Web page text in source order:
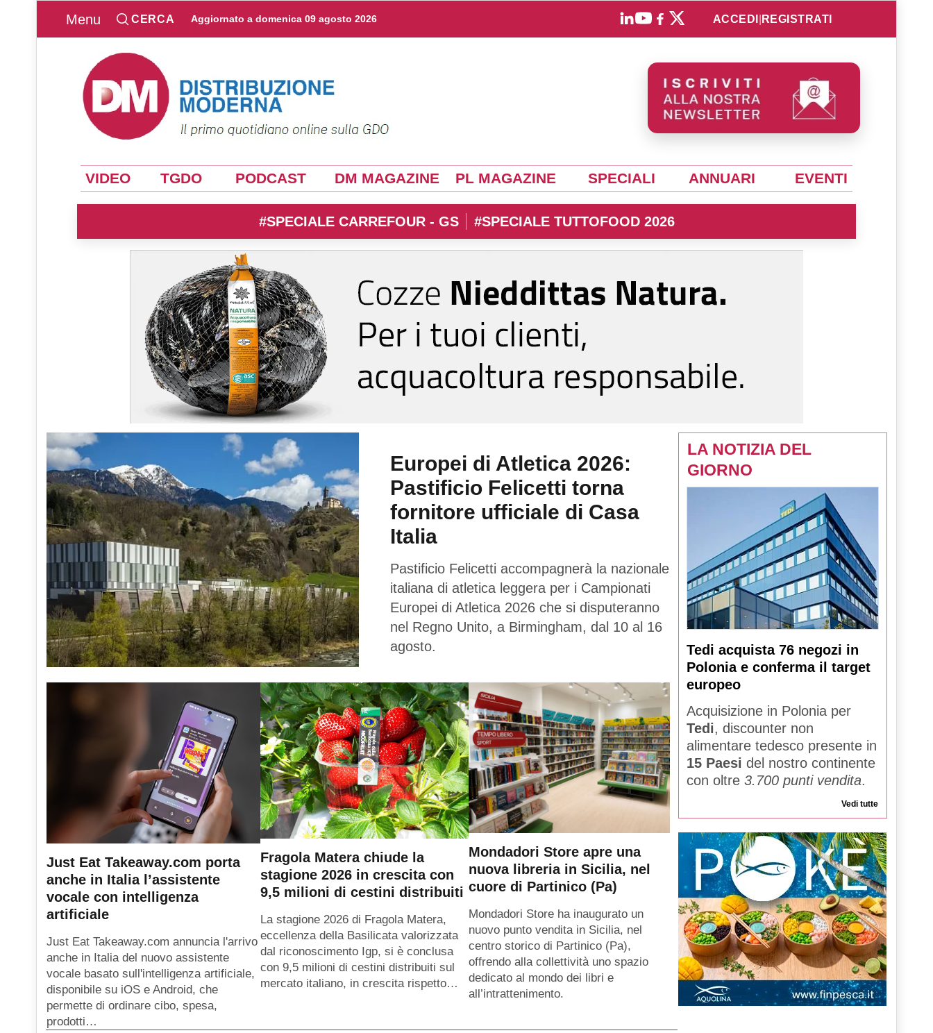
Menu CERCA Aggiornato a domenica 09 agosto 2026 ACCEDI REGISTRATI
VIDEO TGDO PODCAST DM MAGAZINE PL MAGAZINE SPECIALI ANNUARI EVENTI
#SPECIALE CARREFOUR - GS #SPECIALE TUTTOFOOD 2026
Europei di Atletica 2026:
Pastificio Felicetti torna
fornitore ufficiale di Casa
Italia
Pastificio Felicetti accompagnerà la nazionale
italiana di atletica leggera per i Campionati
Europei di Atletica 2026 che si disputeranno
nel Regno Unito, a Birmingham, dal 10 al 16
agosto.
Just Eat Takeaway.com porta
anche in Italia l’assistente
vocale con intelligenza
artificiale
Just Eat Takeaway.com annuncia l'arrivo
anche in Italia del nuovo assistente
vocale basato sull'intelligenza artificiale,
disponibile su iOS e Android, che
permette di ordinare cibo, spesa,
prodotti…
Fragola Matera chiude la
stagione 2026 in crescita con
9,5 milioni di cestini distribuiti
La stagione 2026 di Fragola Matera,
eccellenza della Basilicata valorizzata
dal riconoscimento Igp, si è conclusa
con 9,5 milioni di cestini distribuiti sul
mercato italiano, in crescita rispetto…
Mondadori Store apre una
nuova libreria in Sicilia, nel
cuore di Partinico (Pa)
Mondadori Store ha inaugurato un
nuovo punto vendita in Sicilia, nel
centro storico di Partinico (Pa),
offrendo alla collettività uno spazio
dedicato al mondo dei libri e
all’intrattenimento.
LA NOTIZIA DEL
GIORNO
Tedi acquista 76 negozi in
Polonia e conferma il target
europeo
Acquisizione in Polonia per
Tedi, discounter non
alimentare tedesco presente in
15 Paesi del nostro continente
con oltre 3.700 punti vendita.
Vedi tutte